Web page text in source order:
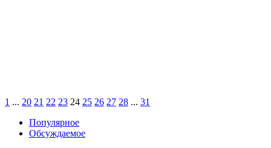
1 ... 20 21 22 23 24 25 26 27 28 ... 31
Популярное
Обсуждаемое